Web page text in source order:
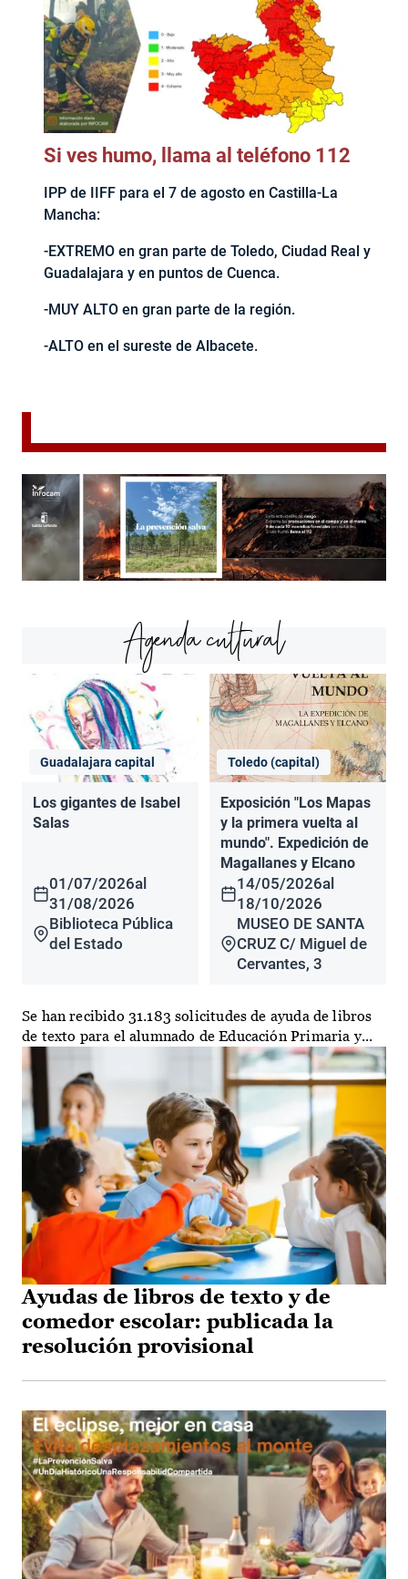
Si ves humo, llama al teléfono 112
IPP de IIFF para el 7 de agosto en Castilla-La
Mancha:
-EXTREMO en gran parte de Toledo, Ciudad Real y
Guadalajara y en puntos de Cuenca.
-MUY ALTO en gran parte de la región.
-ALTO en el sureste de Albacete.
Agenda cultural
Guadalajara capital
Los gigantes de Isabel
Salas
01/07/2026al
31/08/2026
Biblioteca Pública
del Estado
Toledo (capital)
Exposición "Los Mapas
y la primera vuelta al
mundo". Expedición de
Magallanes y Elcano
14/05/2026al
18/10/2026
MUSEO DE SANTA
CRUZ C/ Miguel de
Cervantes, 3
Ayudas de libros de texto y de
comedor escolar: publicada la
resolución provisional
Se han recibido 31.183 solicitudes de ayuda de libros
de texto para el alumnado de Educación Primaria y...